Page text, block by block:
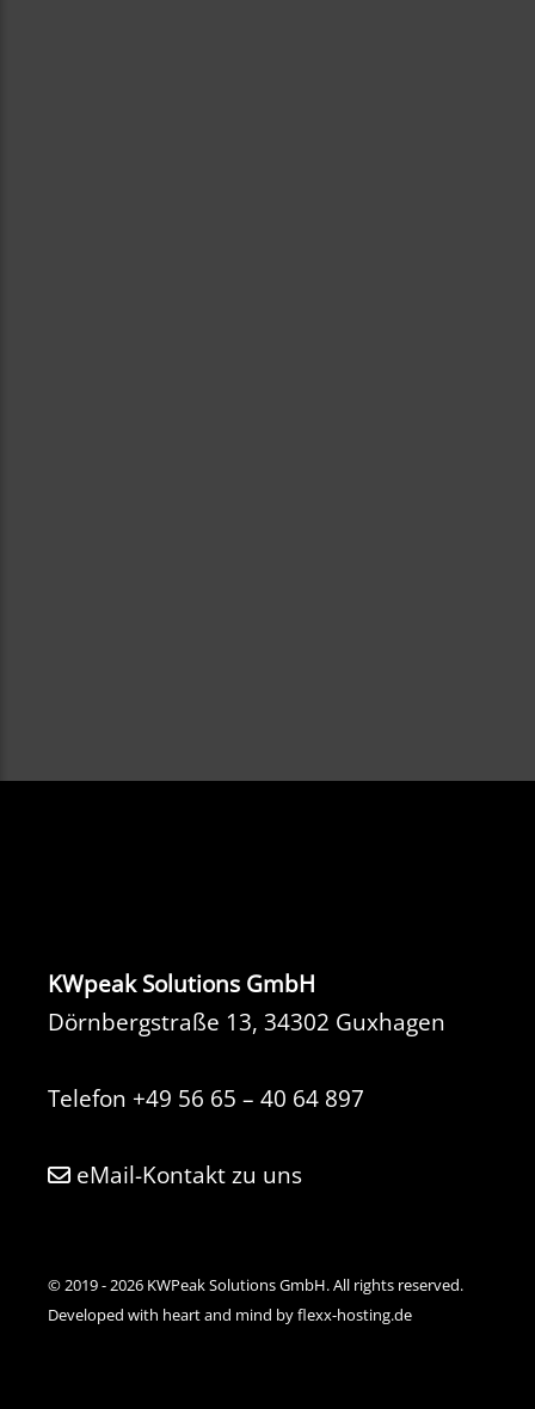
KWpeak Solutions GmbH
Dörnbergstraße 13, 34302 Guxhagen
Telefon +49 56 65 – 40 64 897
eMail-Kontakt zu uns
© 2019 - 2026 KWPeak Solutions GmbH. All rights reserved.
Developed with heart and mind by flexx-hosting.de